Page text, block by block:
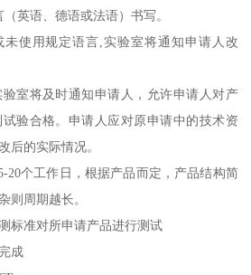
英语、德语或法语）书写。
使用规定语言,实验室将通知申请人改
室将及时通知申请人，允许申请人对产
验合格。申请人应对原申请中的技术资
后的实际情况。
20个工作日，根据产品而定，产品结构简
则周期越长。
标准对所申请产品进行测试
成